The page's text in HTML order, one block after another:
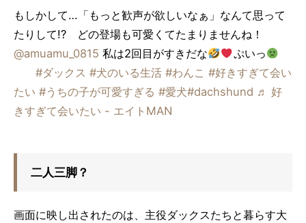
もしかして…「もっと歓声が欲しいなぁ」なんて思って
たりして!? どの登場も可愛くてたまりませんね！
@amuamu_0815 私は2回目がすきだな
ぷいっ
#ダックス #犬のいる生活 #わんこ #好きすぎて会い
たい #うちの子が可愛すぎる #愛犬#dachshund ♬ 好
きすぎて会いたい - エイトMAN
二人三脚？
画面に映し出されたのは、主役ダックスたちと暮らす大